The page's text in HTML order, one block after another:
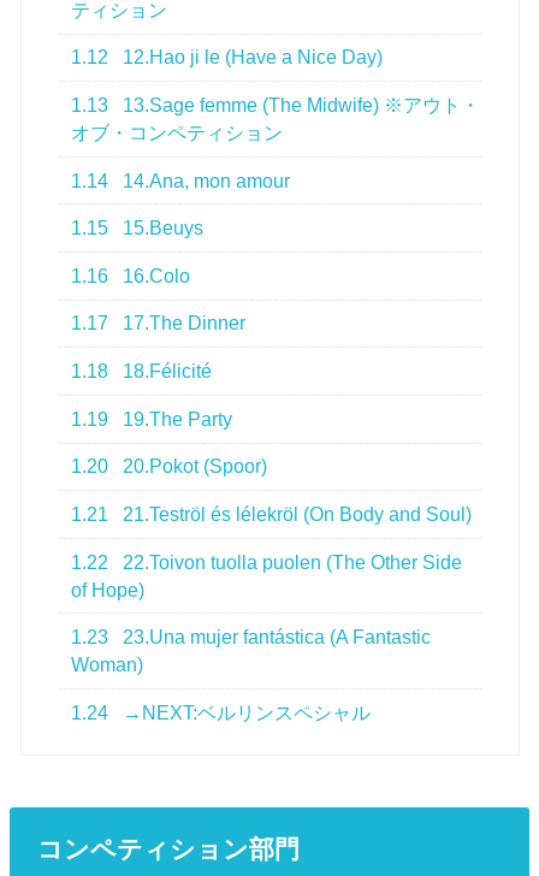
ティション
1.12 12.Hao ji le (Have a Nice Day)
1.13
13.Sage femme (The Midwife) ※アウト・
オブ・コンペティション
1.14 14.Ana, mon amour
1.15 15.Beuys
1.16 16.Colo
1.17 17.The Dinner
1.18 18.Félicité
1.19 19.The Party
1.20 20.Pokot (Spoor)
1.21 21.Teströl és lélekröl (On Body and Soul)
1.22
22.Toivon tuolla puolen (The Other Side
of Hope)
1.23
23.Una mujer fantástica (A Fantastic
Woman)
1.24 →NEXT:ベルリンスペシャル
コンペティション部門